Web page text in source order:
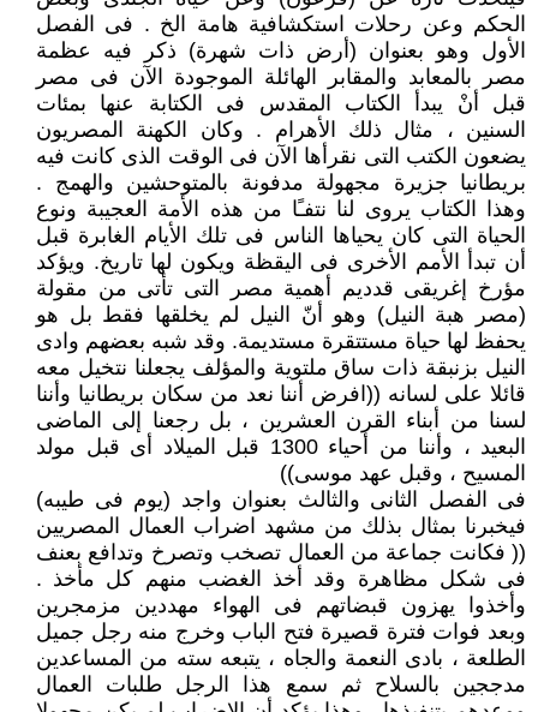
الحكم وعن رحلات استكشافية هامة الخ . فى الفصل
الأول وهو بعنوان (أرض ذات شهرة) ذكر فيه عظمة
مصر بالمعابد والمقابر الهائلة الموجودة الآن فى مصر
قبل أنْ يبدأ الكتاب المقدس فى الكتابة عنها بمئات
السنين ، مثال ذلك الأهرام . وكان الكهنة المصريون
يضعون الكتب التى نقرأها الآن فى الوقت الذى كانت فيه
بريطانيا جزيرة مجهولة مدفونة بالمتوحشين والهمج .
وهذا الكتاب يروى لنا نتفـًا من هذه الأمة العجيبة ونوع
الحياة التى كان يحياها الناس فى تلك الأيام الغابرة قبل
أن تبدأ الأمم الأخرى فى اليقظة ويكون لها تاريخ. ويؤكد
مؤرخ إغريقى قدديم أهمية مصر التى تأتى من مقولة
(مصر هبة النيل) وهو أنّ النيل لم يخلقها فقط بل هو
يحفظ لها حياة مستتقرة مستديمة. وقد شبه بعضهم وادى
النيل بزنبقة ذات ساق ملتوية والمؤلف يجعلنا نتخيل معه
قائلا على لسانه ((افرض أننا نعد من سكان بريطانيا وأننا
لسنا من أبناء القرن العشرين ، بل رجعنا إلى الماضى
البعيد ، وأننا من أحياء 1300 قبل الميلاد أى قبل مولد
المسيح ، وقبل عهد موسى))
فى الفصل الثانى والثالث بعنوان واجد (يوم فى طيبه)
فيخبرنا بمثال بذلك من مشهد اضراب العمال المصريين
(( فكانت جماعة من العمال تصخب وتصرخ وتدافع بعنف
فى شكل مظاهرة وقد أخذ الغضب منهم كل مأخذ .
وأخذوا يهزون قبضاتهم فى الهواء مهددين مزمجرين
وبعد فوات فترة قصيرة فتح الباب وخرج منه رجل جميل
الطلعة ، بادى النعمة والجاه ، يتبعه سته من المساعدين
مدججين بالسلاح ثم سمع هذا الرجل طلبات العمال